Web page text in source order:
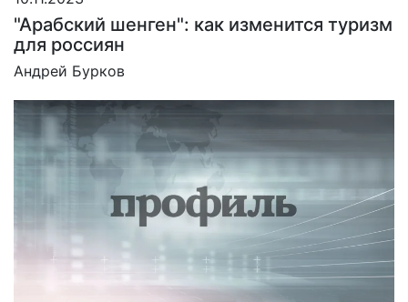
"Арабский шенген": как изменится туризм
для россиян
Андрей Бурков